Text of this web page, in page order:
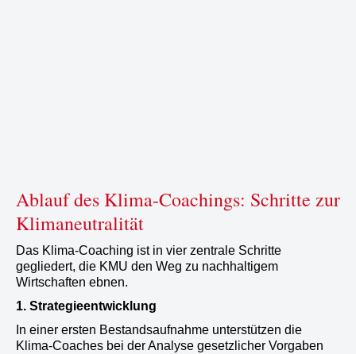
Ablauf des Klima-Coachings: Schritte zur
Klimaneutralität
Das Klima-Coaching ist in vier zentrale Schritte
gegliedert, die KMU den Weg zu nachhaltigem
Wirtschaften ebnen.
1. Strategieentwicklung
In einer ersten Bestandsaufnahme unterstützen die
Klima-Coaches bei der Analyse gesetzlicher Vorgaben